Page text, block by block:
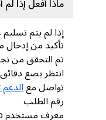
ماذا أفعل إذا لم
إذا لم يتم تسليم
تأكيد من إدخال
تم التحقق من نجاح
انتظر بضع دقائق ثم
تواصل معالدعم Carry1st
رقم الطلب
معرف مستخدم Poppo